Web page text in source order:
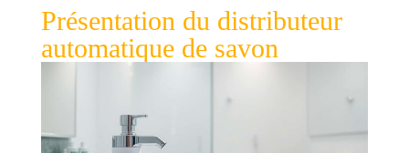
Présentation du distributeur
automatique de savon